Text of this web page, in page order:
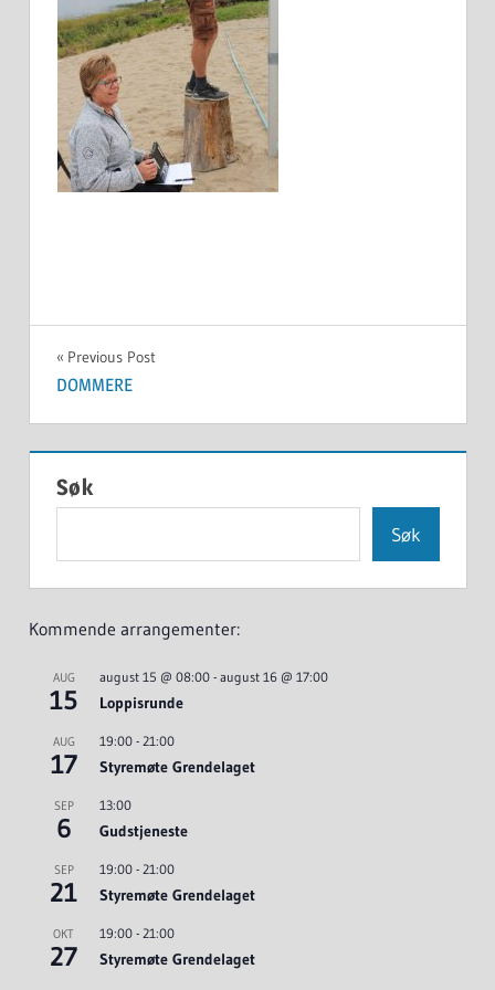
Innleggsnavigasjon
Previous Post
DOMMERE
Søk
Søk
Kommende arrangementer:
AUG
15
august 15 @ 08:00- august 16 @ 17:00
Loppisrunde
AUG
17
19:00- 21:00
Styremøte Grendelaget
SEP
6
13:00
Gudstjeneste
SEP
21
19:00- 21:00
Styremøte Grendelaget
OKT
27
19:00- 21:00
Styremøte Grendelaget